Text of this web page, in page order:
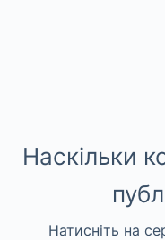
Наскільки
Натисніть на